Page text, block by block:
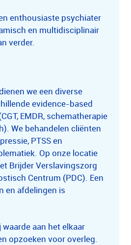
enthousiaste psychiater
en multidisciplinair
verder.
we een diverse
evidence-based
EMDR, schematherapie
We behandelen cliënten
PTSS en
Op onze locatie
Brijder Verslavingszorg
Centrum (PDC). Een
en afdelingen is
aan het elkaar
opzoeken voor overleg.